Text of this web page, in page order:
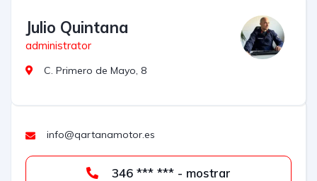
Julio Quintana
administrator
C. Primero de Mayo, 8
info@qartanamotor.es
346 *** *** - mostrar